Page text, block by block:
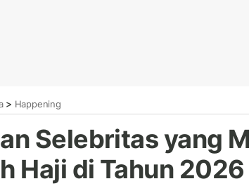
> Happening
Selebritas yang
Haji di Tahun 2026